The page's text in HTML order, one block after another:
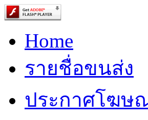
Home
รายชื่อขนส่ง
ประกาศโฆษ